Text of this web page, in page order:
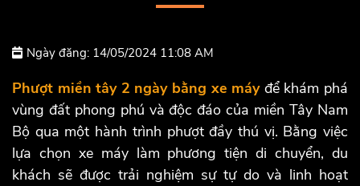
Ngày đăng: 14/05/2024 11:08 AM
Phượt miền tây 2 ngày bằng xe máyđể khám phá
vùng đất phong phú và độc đáo của miền Tây Nam
Bộ qua một hành trình phượt đầy thú vị. Bằng việc
lựa chọn xe máy làm phương tiện di chuyển, du
khách sẽ được trải nghiệm sự tự do và linh hoạt